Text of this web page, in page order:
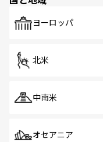
ヨーロッパ
北米
中南米
オセアニア